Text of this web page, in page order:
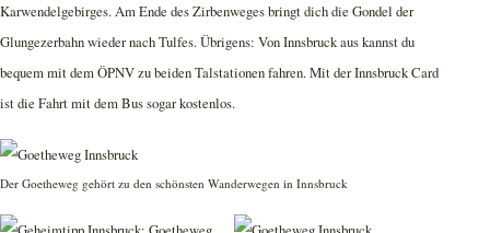
Karwendelgebirges. Am Ende des Zirbenweges bringt dich die Gondel der
Glungezerbahn wieder nach Tulfes. Übrigens: Von Innsbruck aus kannst du
bequem mit dem ÖPNV zu beiden Talstationen fahren. Mit der Innsbruck Card
ist die Fahrt mit dem Bus sogar kostenlos.
Der Goetheweg gehört zu den schönsten Wanderwegen in Innsbruck